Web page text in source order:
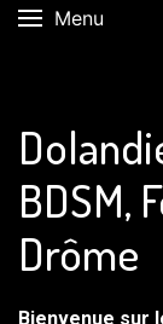
Menu
BDSM,
Drôme
Bienvenue sur